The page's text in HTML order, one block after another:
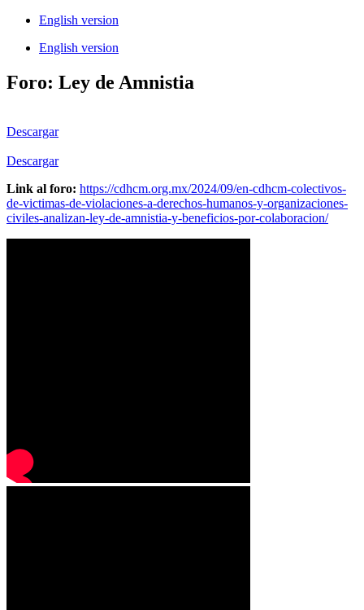
English version
English version
Foro: Ley de Amnistia
Descargar
Descargar
Link al foro: https://cdhcm.org.mx/2024/09/en-cdhcm-colectivos-
de-victimas-de-violaciones-a-derechos-humanos-y-organizaciones-
civiles-analizan-ley-de-amnistia-y-beneficios-por-colaboracion/